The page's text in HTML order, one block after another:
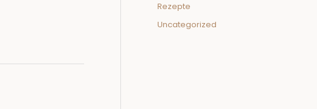
Rezepte
Uncategorized